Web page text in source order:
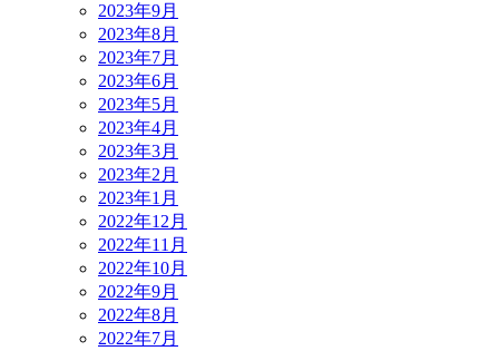
2023年9月
2023年8月
2023年7月
2023年6月
2023年5月
2023年4月
2023年3月
2023年2月
2023年1月
2022年12月
2022年11月
2022年10月
2022年9月
2022年8月
2022年7月